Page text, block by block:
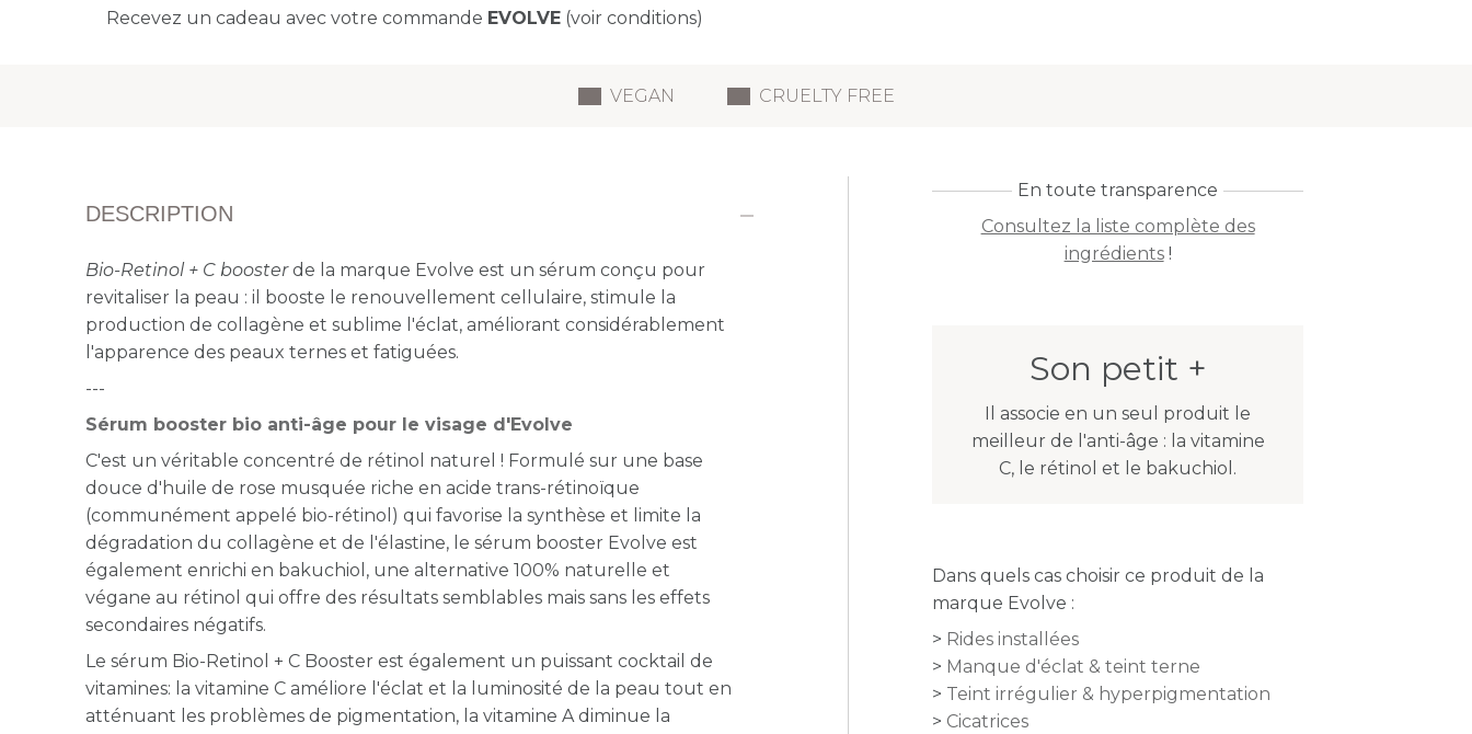
Recevez un cadeau avec votre commande EVOLVE (voir conditions)
VEGAN CRUELTY FREE
DESCRIPTION
Bio-Retinol + C boosterde la marque Evolve est un sérum conçu pour
revitaliser la peau : il booste le renouvellement cellulaire, stimule la
production de collagène et sublime l'éclat, améliorant considérablement
l'apparence des peaux ternes et fatiguées.
---
Sérum booster bio anti-âge pour le visage d'Evolve
C'est un véritable concentré de rétinol naturel ! Formulé sur une base
douce d'huile de rose musquée riche en acide trans-rétinoïque
(communément appelé bio-rétinol) qui favorise la synthèse et limite la
dégradation du collagène et de l'élastine, le sérum booster Evolve est
également enrichi en bakuchiol, une alternative 100% naturelle et
végane au rétinol qui offre des résultats semblables mais sans les effets
secondaires négatifs.
Le sérum Bio-Retinol + C Booster est également un puissant cocktail de
vitamines: la vitamine C améliore l'éclat et la luminosité de la peau tout en
atténuant les problèmes de pigmentation, la vitamine A diminue la
En toute transparence
Consultez la liste complète des
ingrédients!
Son petit +
Il associe en un seul produit le
meilleur de l'anti-âge : la vitamine
C, le rétinol et le bakuchiol.
Dans quels cas choisir ce produit de la
marque Evolve :
Rides installées
Manque d'éclat & teint terne
Teint irrégulier & hyperpigmentation
Cicatrices